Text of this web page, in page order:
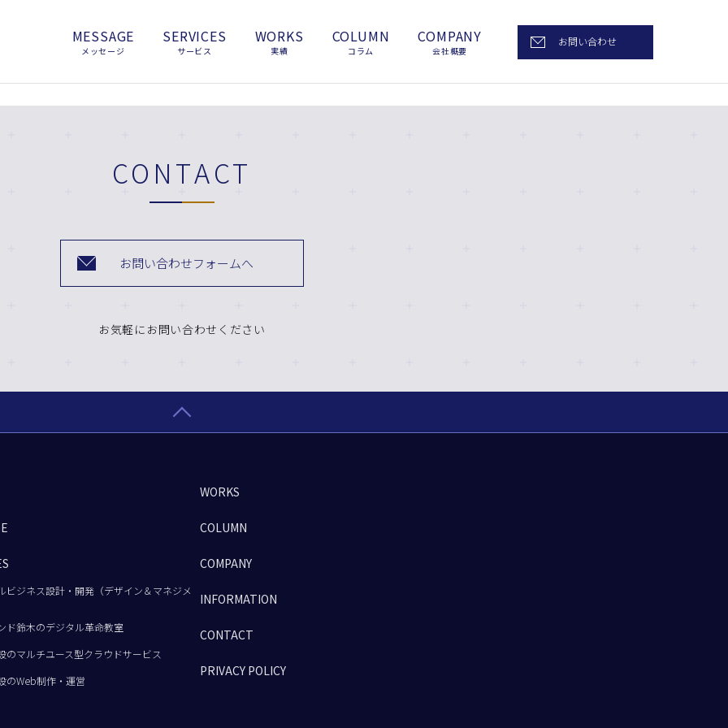
MESSAGE
メッセージ
SERVICES
サービス
WORKS
実績
COLUMN
コラム
COMPANY
会社概要
お問い合わせ
CONTACT
お問い合わせフォームへ
お気軽にお問い合わせください
ビジネス設計・開発（デザイン＆マネジメ
ド鈴木のデジタル革命教室
のマルチユース型クラウドサービス
のWeb制作・運営
WORKS
COLUMN
COMPANY
INFORMATION
CONTACT
PRIVACY POLICY